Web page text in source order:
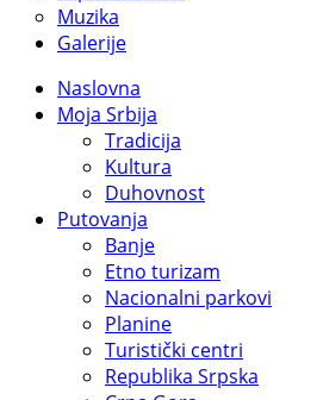
Muzika
Galerije
Naslovna
Moja Srbija
Tradicija
Kultura
Duhovnost
Putovanja
Banje
Etno turizam
Nacionalni parkovi
Planine
Turistički centri
Republika Srpska